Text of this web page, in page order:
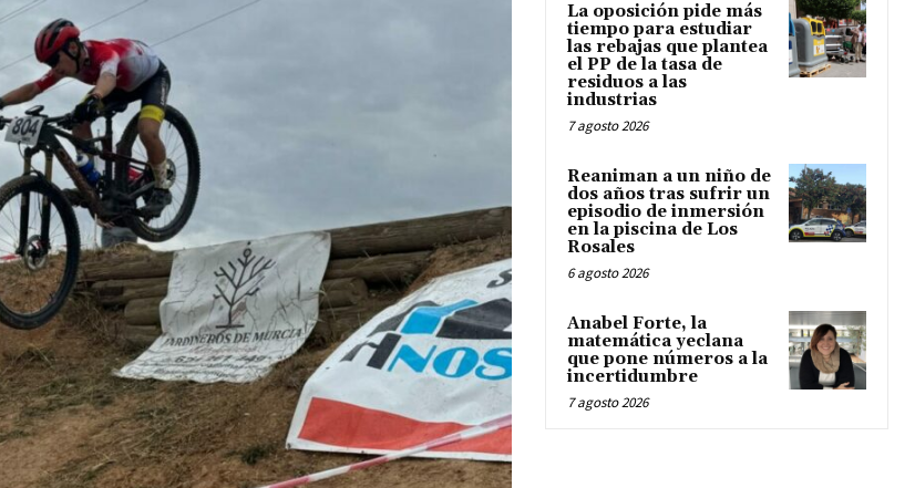
La oposición pide más
tiempo para estudiar
las rebajas que plantea
el PP de la tasa de
residuos a las
industrias
7 agosto 2026
Reaniman a un niño de
dos años tras sufrir un
episodio de inmersión
en la piscina de Los
Rosales
6 agosto 2026
Anabel Forte, la
matemática yeclana
que pone números a la
incertidumbre
7 agosto 2026